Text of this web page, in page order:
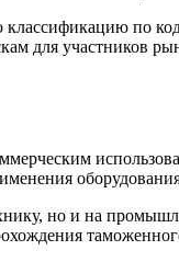
классификацию по
для участников
но и на